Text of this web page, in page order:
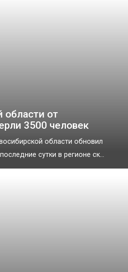
области от
3500 человек
области обновил
сутки в регионе ск...